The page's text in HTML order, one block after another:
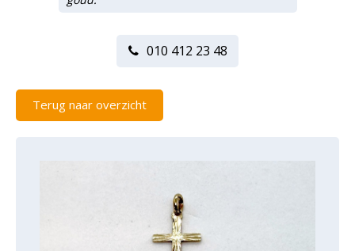
010 412 23 48
Terug naar overzicht